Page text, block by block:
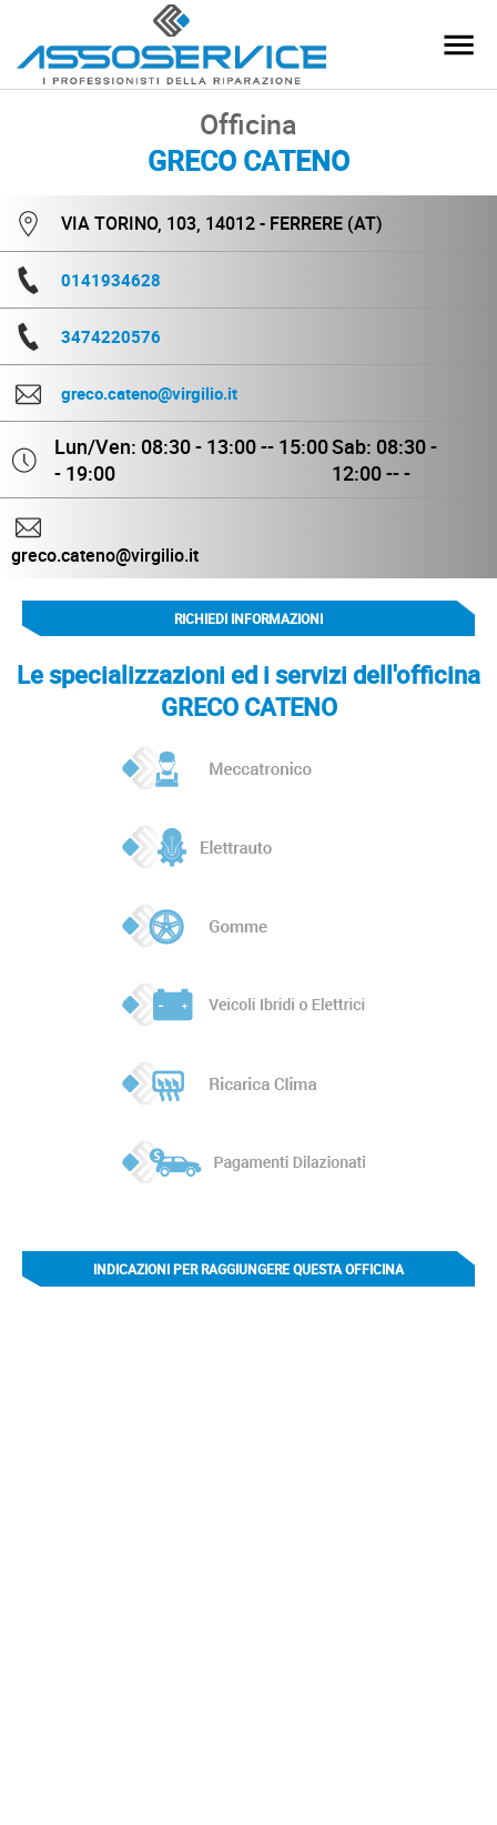
Officina
GRECO CATENO
VIA TORINO, 103, 14012 - FERRERE (AT)
0141934628
3474220576
greco.cateno@virgilio.it
Lun/Ven: 08:30 - 13:00 -- 15:00
- 19:00
Sab: 08:30 -
12:00 -- -
greco.cateno@virgilio.it
RICHIEDI INFORMAZIONI
Le specializzazioni ed i servizi dell'officina
GRECO CATENO
INDICAZIONI PER RAGGIUNGERE QUESTA OFFICINA